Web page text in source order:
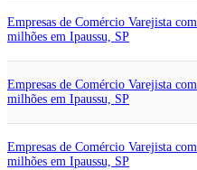
Empresas de Comércio Varejista
milhões em Ipaussu, SP
Empresas de Comércio Varejista
milhões em Ipaussu, SP
Empresas de Comércio Varejista
milhões em Ipaussu, SP